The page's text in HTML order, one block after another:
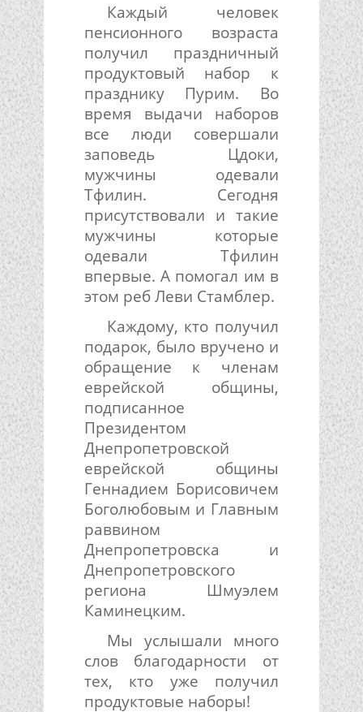
Каждый человек
пенсионного возраста
получил праздничный
продуктовый набор к
празднику Пурим. Во
время выдачи наборов
все люди совершали
заповедь Цдоки,
мужчины одевали
Тфилин. Сегодня
присутствовали и такие
мужчины которые
одевали Тфилин
впервые. А помогал им в
этом реб Леви Стамблер.
Каждому, кто получил
подарок, было вручено и
обращение к членам
еврейской общины,
подписанное
Президентом
Днепропетровской
еврейской общины
Геннадием Борисовичем
Боголюбовым и Главным
раввином
Днепропетровска и
Днепропетровского
региона Шмуэлем
Каминецким.
Мы услышали много
слов благодарности от
тех, кто уже получил
продуктовые наборы!